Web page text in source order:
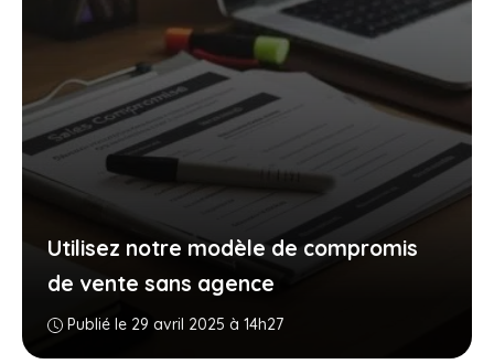
Utilisez notre modèle de compromis
de vente sans agence
Publié le 29 avril 2025 à 14h27